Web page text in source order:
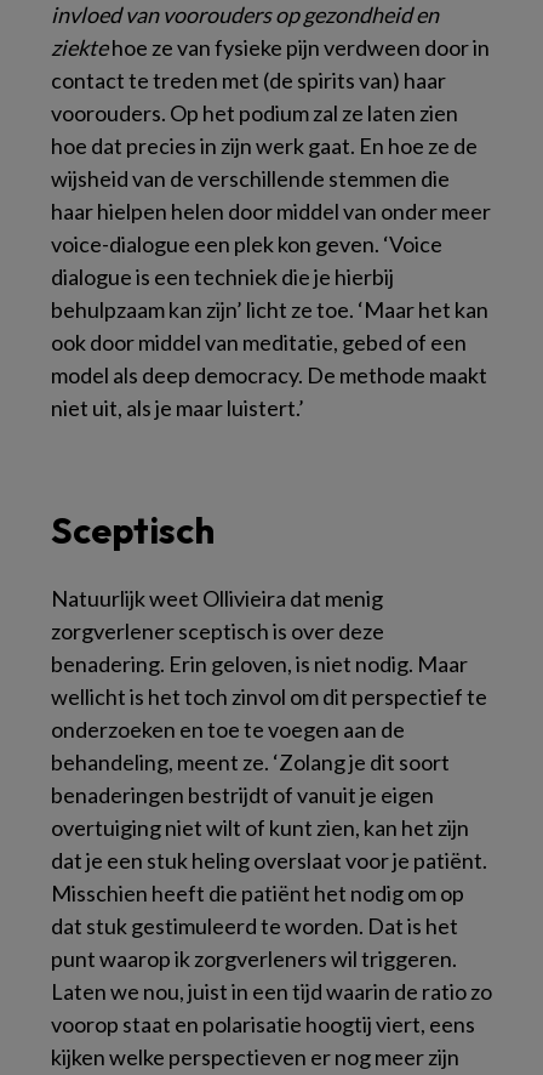
invloed van voorouders op gezondheid en
ziektehoe ze van fysieke pijn verdween door in
contact te treden met (de spirits van) haar
voorouders. Op het podium zal ze laten zien
hoe dat precies in zijn werk gaat. En hoe ze de
wijsheid van de verschillende stemmen die
haar hielpen helen door middel van onder meer
voice-dialogue een plek kon geven. ‘Voice
dialogue is een techniek die je hierbij
behulpzaam kan zijn’ licht ze toe. ‘Maar het kan
ook door middel van meditatie, gebed of een
model als deep democracy. De methode maakt
niet uit, als je maar luistert.’
Sceptisch
Natuurlijk weet Ollivieira dat menig
zorgverlener sceptisch is over deze
benadering. Erin geloven, is niet nodig. Maar
wellicht is het toch zinvol om dit perspectief te
onderzoeken en toe te voegen aan de
behandeling, meent ze. ‘Zolang je dit soort
benaderingen bestrijdt of vanuit je eigen
overtuiging niet wilt of kunt zien, kan het zijn
dat je een stuk heling overslaat voor je patiënt.
Misschien heeft die patiënt het nodig om op
dat stuk gestimuleerd te worden. Dat is het
punt waarop ik zorgverleners wil triggeren.
Laten we nou, juist in een tijd waarin de ratio zo
voorop staat en polarisatie hoogtij viert, eens
kijken welke perspectieven er nog meer zijn